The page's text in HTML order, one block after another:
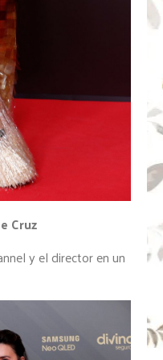
Cruz
y el director en un